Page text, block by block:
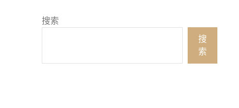
搜索
搜
索